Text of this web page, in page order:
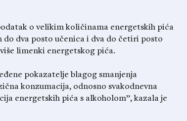
o velikim količinama energetskih pića
dva posto učenica i dva do četiri posto
limenki energetskog pića.
pokazatelje blagog smanjenja
konzumacija, odnosno svakodnevna
energetskih pića s alkoholom”, kazala je